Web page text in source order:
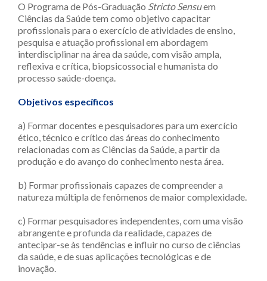
O Programa de Pós-Graduação Stricto Sensuem
Ciências da Saúde tem como objetivo capacitar
profissionais para o exercício de atividades de ensino,
pesquisa e atuação profissional em abordagem
interdisciplinar na área da saúde, com visão ampla,
reflexiva e crítica, biopsicossocial e humanista do
processo saúde-doença.
Objetivos específicos
a) Formar docentes e pesquisadores para um exercício
ético, técnico e crítico das áreas do conhecimento
relacionadas com as Ciências da Saúde, a partir da
produção e do avanço do conhecimento nesta área.
b) Formar profissionais capazes de compreender a
natureza múltipla de fenômenos de maior complexidade.
c) Formar pesquisadores independentes, com uma visão
abrangente e profunda da realidade, capazes de
antecipar-se às tendências e influir no curso de ciências
da saúde, e de suas aplicações tecnológicas e de
inovação.